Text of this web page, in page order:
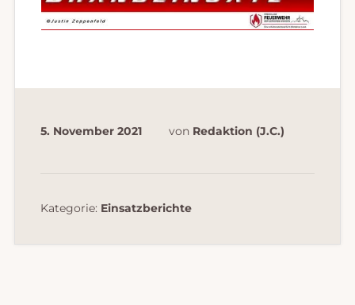
5. November 2021 von Redaktion (J.C.)
Kategorie: Einsatzberichte